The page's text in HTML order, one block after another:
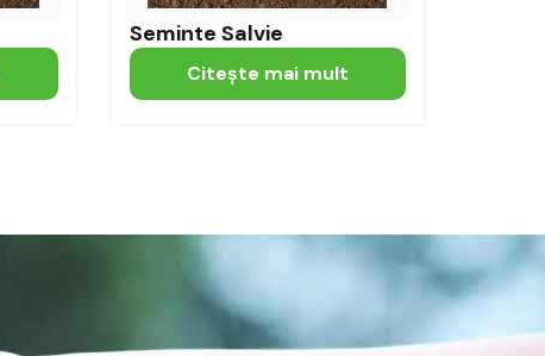
Seminte Salvie
Citeşte mai mult